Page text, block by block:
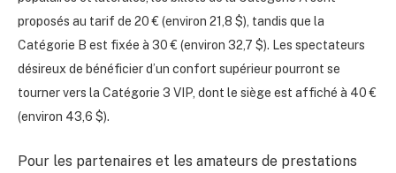
proposés au tarif de 20 € (environ 21,8 $), tandis que la
Catégorie B est fixée à 30 € (environ 32,7 $). Les spectateurs
désireux de bénéficier d’un confort supérieur pourront se
tourner vers la Catégorie 3 VIP, dont le siège est affiché à 40 €
(environ 43,6 $).
Pour les partenaires et les amateurs de prestations